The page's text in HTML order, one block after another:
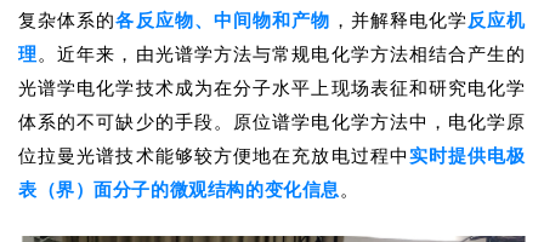
复杂体系的各反应物、中间物和产物 ，并解释电化学反应机
理。近年来，由光谱学方法与常规电化学方法相结合产生的
光谱学电化学技术成为在分子水平上现场表征和研究电化学
体系的不可缺少的手段。原位谱学电化学方法中，电化学原
位拉曼光谱技术能够较方便地在充放电过程中实时提供电极
表（界）面分子的微观结构的变化信息。